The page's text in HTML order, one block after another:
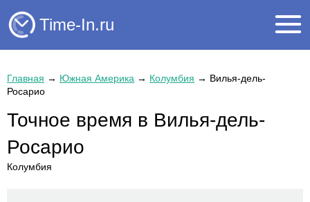
Time-In.ru
Главная → Южная Америка → Колумбия → Вилья-дель-
Росарио
Точное время в Вилья-дель-
Росарио
Колумбия